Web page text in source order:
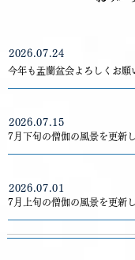
2026.07.24
今年も盂蘭盆会よろしくお願
2026.07.15
7月下旬の僧伽の風景を更新
2026.07.01
7月上旬の僧伽の風景を更新